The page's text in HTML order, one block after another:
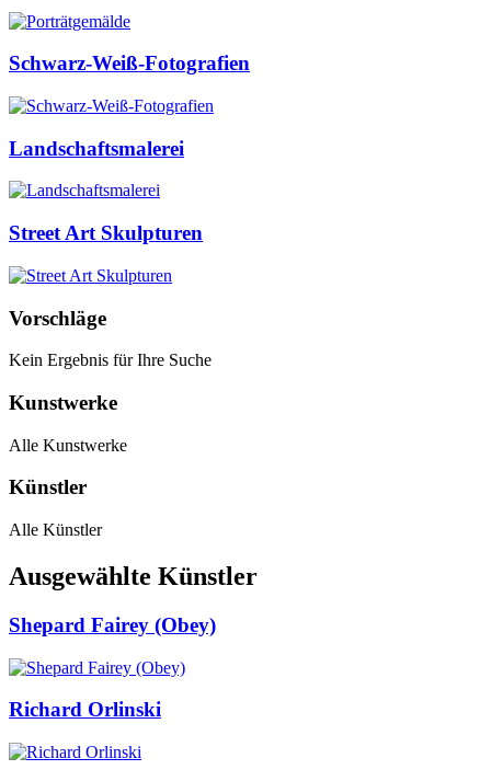
Schwarz-Weiß-Fotografien
Landschaftsmalerei
Street Art Skulpturen
Vorschläge
Kein Ergebnis für Ihre Suche
Kunstwerke
Alle Kunstwerke
Künstler
Alle Künstler
Ausgewählte Künstler
Shepard Fairey (Obey)
Richard Orlinski